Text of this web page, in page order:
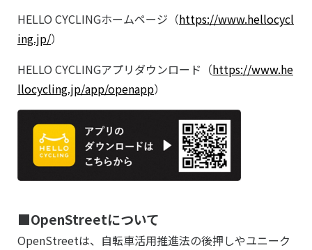
HELLO CYCLINGホームページ（https://www.hellocycl
ing.jp/）
HELLO CYCLINGアプリダウンロード（https://www.he
llocycling.jp/app/openapp）
■OpenStreetについて
OpenStreetは、自転車活用推進法の後押しやユニーク